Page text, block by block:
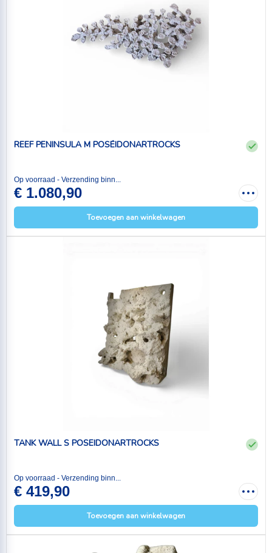
REEF PENINSULA M POSÉIDONARTROCKS
Op voorraad - Verzending binn...
€ 1.080,90
Toevoegen aan winkelwagen
TANK WALL S POSEIDONARTROCKS
Op voorraad - Verzending binn...
€ 419,90
Toevoegen aan winkelwagen